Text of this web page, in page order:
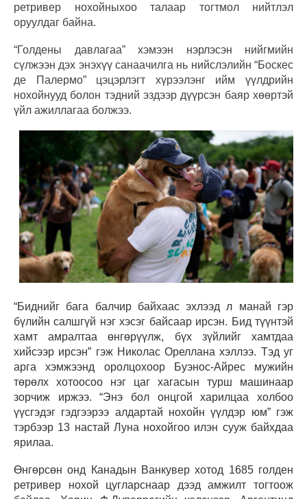
ретривер нохойныхоо талаар тогтмол нийтлэл
оруулдаг байна.
“Голдены давлагаа” хэмээн нэрлэсэн нийгмийн
сүлжээн дэх энэхүү санаачилга нь нийслэлийн “Боскес
де Палермо” цэцэрлэгт хүрээлэнг ийм үүлдрийн
нохойнууд болон тэдний эздээр дүүрсэн баяр хөөртэй
үйл ажиллагаа болжээ.
“Биднийг бага балчир байхаас эхлээд л манай гэр
бүлийн салшгүй нэг хэсэг байсаар ирсэн. Бид түүнтэй
хамт амралтаа өнгөрүүлж, бүх зүйлийг хамтдаа
хийсээр ирсэн” гэж Николас Ореллана хэллээ. Тэд уг
арга хэмжээнд оролцохоор Буэнос-Айрес мужийн
төрөлх хотоосоо нэг цаг хагасын турш машинаар
зорчиж иржээ. “Энэ бол онцгой харилцаа холбоо
үүсгэдэг гэдгээрээ алдартай нохойн үүлдэр юм” гэж
тэрбээр 13 настай Луна нохойгоо илэн сууж байхдаа
ярилаа.
Өнгөрсөн онд Канадын Ванкувер хотод 1685 голден
ретривер нохой цугларснаар дээд амжилт тогтоож